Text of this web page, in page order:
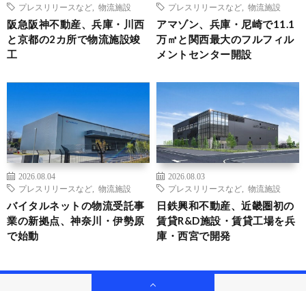
プレスリリースなど
物流施設
阪急阪神不動産、兵庫・川西
と京都の2カ所で物流施設竣
工
プレスリリースなど
物流施設
アマゾン、兵庫・尼崎で11.1
万㎡と関西最大のフルフィル
メントセンター開設
2026.08.04
プレスリリースなど
物流施設
バイタルネットの物流受託事
業の新拠点、神奈川・伊勢原
で始動
2026.08.03
プレスリリースなど
物流施設
日鉄興和不動産、近畿圏初の
賃貸R&D施設・賃貸工場を兵
庫・西宮で開発